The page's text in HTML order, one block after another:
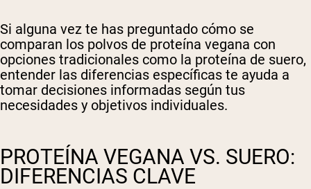
Si alguna vez te has preguntado cómo se
comparan los polvos de proteína vegana con
opciones tradicionales como la proteína de suero,
entender las diferencias específicas te ayuda a
tomar decisiones informadas según tus
necesidades y objetivos individuales.
PROTEÍNA VEGANA VS. SUERO:
DIFERENCIAS CLAVE